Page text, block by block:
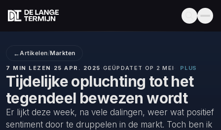
←Artikelen/Markten
7 MIN LEZEN · 25 APR. 2025 · GEÜPDATET OP 2 MEI · PLUS
Tijdelijke opluchting tot het
tegendeel bewezen wordt
Er lijkt deze week, na vele dalingen, weer wat positief
sentiment door te druppelen in de markt. Toch ben ik